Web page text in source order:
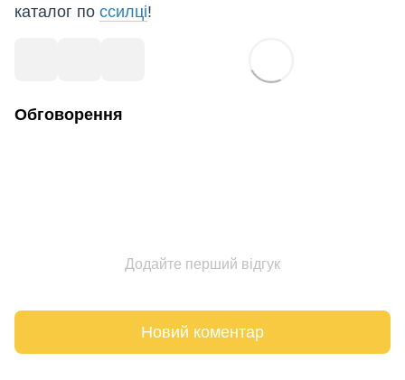
каталог по ссилці!
Обговорення
Додайте перший відгук
Новий коментар